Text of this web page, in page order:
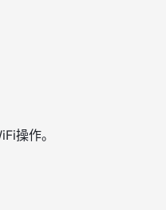
操作。